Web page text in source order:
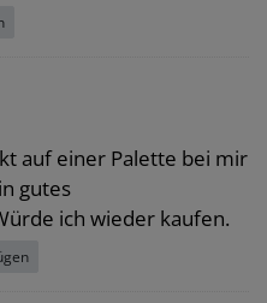
auf einer Palette bei mir
gutes
ich wieder kaufen.